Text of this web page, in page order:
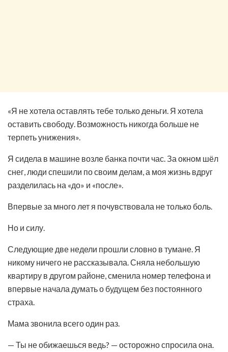
«Я не хотела оставлять тебе только деньги. Я хотела
оставить свободу. Возможность никогда больше не
терпеть унижения».
Я сидела в машине возле банка почти час. За окном шёл
снег, люди спешили по своим делам, а моя жизнь вдруг
разделилась на «до» и «после».
Впервые за много лет я почувствовала не только боль.
Но и силу.
Следующие две недели прошли словно в тумане. Я
никому ничего не рассказывала. Сняла небольшую
квартиру в другом районе, сменила номер телефона и
впервые начала думать о будущем без постоянного
страха.
Мама звонила всего один раз.
— Ты не обижаешься ведь? — осторожно спросила она.